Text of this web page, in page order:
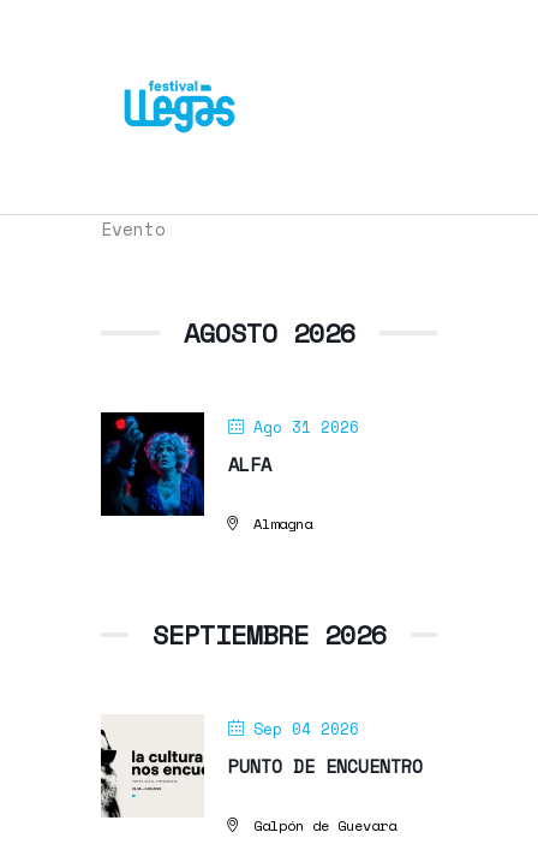
Evento
AGOSTO 2026
Ago 31 2026
ALFA
Almagna
SEPTIEMBRE 2026
Sep 04 2026
PUNTO DE ENCUENTRO
Galpón de Guevara